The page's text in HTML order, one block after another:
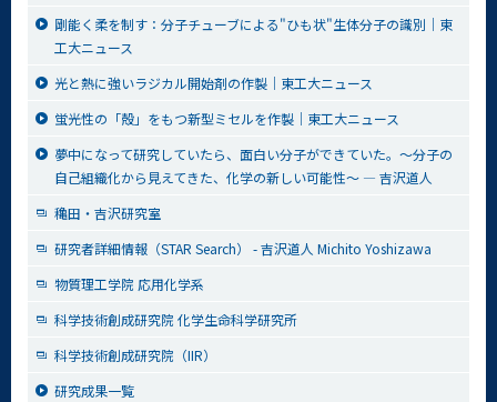
剛能く柔を制す：分子チューブによる"ひも状"生体分子の識別｜東
工大ニュース
光と熱に強いラジカル開始剤の作製｜東工大ニュース
蛍光性の「殻」をもつ新型ミセルを作製｜東工大ニュース
夢中になって研究していたら、面白い分子ができていた。～分子の
自己組織化から見えてきた、化学の新しい可能性～ ― 吉沢道人
穐田・吉沢研究室
研究者詳細情報（STAR Search） - 吉沢道人 Michito Yoshizawa
物質理工学院 応用化学系
科学技術創成研究院 化学生命科学研究所
科学技術創成研究院（IIR）
研究成果一覧